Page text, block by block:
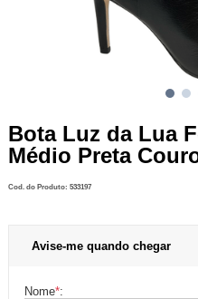
Bota Luz da Lua
Médio Preta
Cod. do Produto: 533197
Avise-me quando chegar
Nome*: